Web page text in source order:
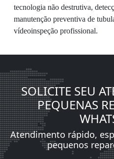
tecnologia não destrutiva,
manutenção preventiva de
vídeoinspeção profissional.
SOLICITE SEU
PEQUENAS
Atendimento rápido,
pequenos